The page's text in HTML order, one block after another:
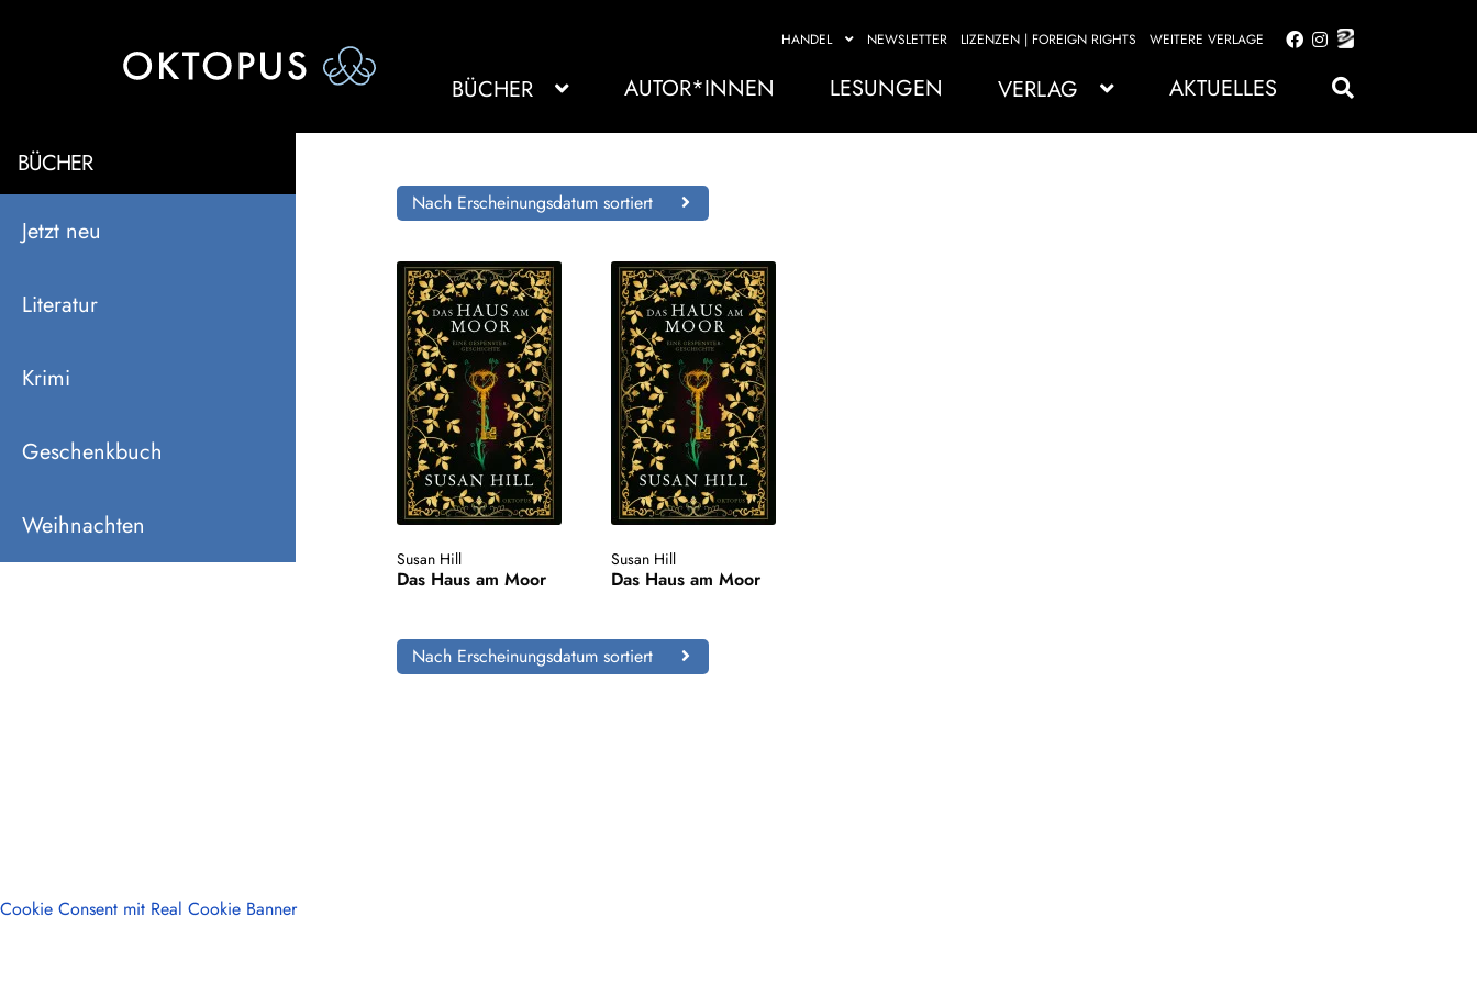
HANDEL NEWSLETTER LIZENZEN | FOREIGN RIGHTS WEITERE VERLAGE
Zur
springen
Zum
springen
BÜCHER AUTOR*INNEN LESUNGEN VERLAG AKTUELLES
BÜCHER
Jetzt neu
Literatur
Krimi
Geschenkbuch
Weihnachten
Nach Erscheinungsdatum sortiert
Susan Hill
Das Haus am Moor
Susan Hill
Das Haus am Moor
Nach Erscheinungsdatum sortiert
Cookie Consent mit Real Cookie Banner